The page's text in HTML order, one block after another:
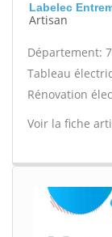
Labelec
Artisan
Département:
Tableau
Rénovation
Voir la fiche